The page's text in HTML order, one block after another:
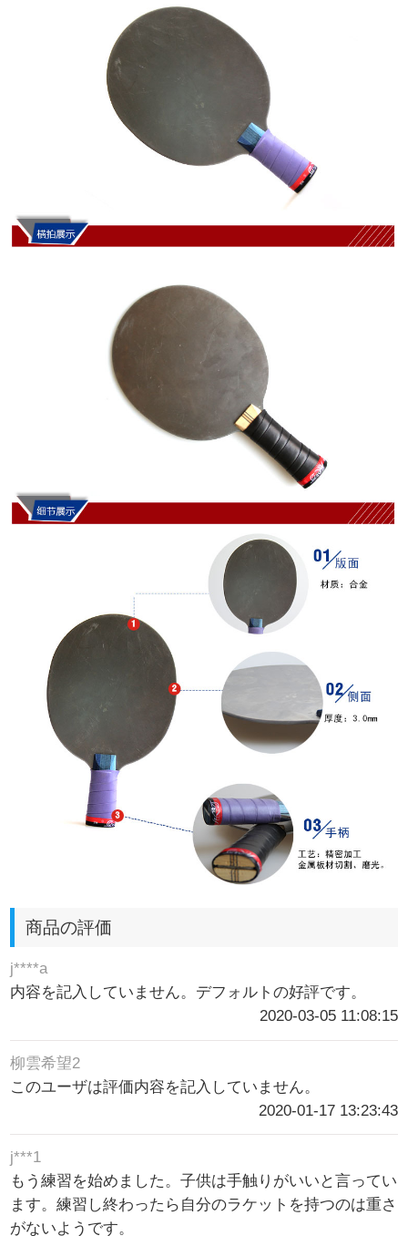
商品の評価
j****a
内容を記入していません。デフォルトの好評です。
2020-03-05 11:08:15
柳雲希望2
このユーザは評価内容を記入していません。
2020-01-17 13:23:43
j***1
もう練習を始めました。子供は手触りがいいと言ってい
ます。練習し終わったら自分のラケットを持つのは重さ
がないようです。